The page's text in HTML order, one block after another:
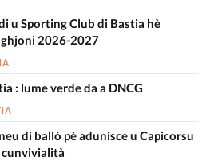
u Sporting Club di Bastia hè
2026-2027
: lume verde da a DNCG
di ballò pè adunisce u Capicorsu
cunvivialità